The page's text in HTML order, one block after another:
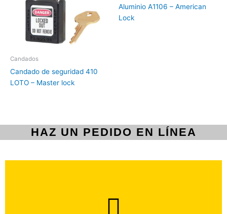
Candados
Candado de seguridad 410
LOTO – Master lock
Aluminio A1106 – American
Lock
HAZ UN PEDIDO EN LÍNEA